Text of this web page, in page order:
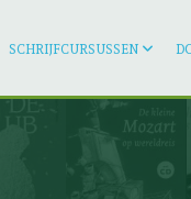
SCHRIJFCURSUSSEN